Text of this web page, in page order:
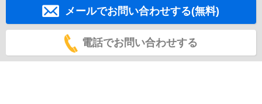
メールでお問い合わせする(無料)
電話でお問い合わせする